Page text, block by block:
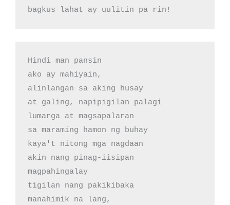
bagkus lahat ay uulitin pa rin!
Hindi man pansin
ako ay mahiyain,
alinlangan sa aking husay
at galing, napipigilan palagi
lumarga at magsapalaran
sa maraming hamon ng buhay
kaya't nitong mga nagdaan
akin nang pinag-iisipan
magpahingalay
tigilan nang pakikibaka
manahimik na lang,